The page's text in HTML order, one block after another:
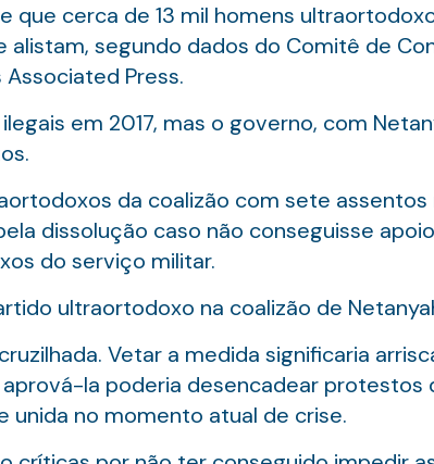
que cerca de 13 mil homens
segundo dados do Comitê de
Press.
em 2017, mas o governo, com
da coalizão com sete assentos
dissolução caso não conseguisse
do serviço militar.
ultraortodoxo na coalizão de
Vetar a medida significaria
la poderia desencadear protestos
unida no momento atual de crise.